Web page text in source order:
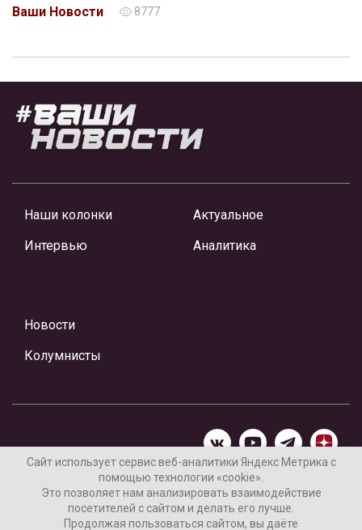
Ваши Новости
8777
Наши колонки
Интервью
Актуальное
Аналитика
Новости
Колумнисты
Материалы предоставлены редакцией Интернет-газеты
«Ваши новости»
Сайт использует сервис веб-аналитики Яндекс Метрика с
помощью технологии «cookie».
Это позволяет нам анализировать взаимодействие
посетителей с сайтом и делать его лучше.
Продолжая пользоваться сайтом, вы даёте